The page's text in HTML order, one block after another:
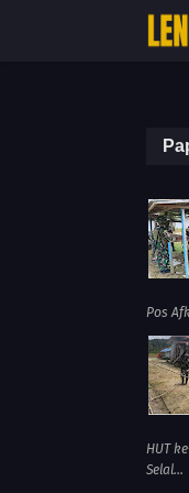
Pos
HUT
Selal...